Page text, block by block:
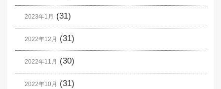
2023年1月 (31)
2022年12月 (31)
2022年11月 (30)
2022年10月 (31)